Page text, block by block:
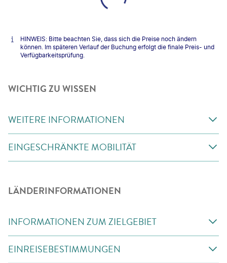
HINWEIS: Bitte beachten Sie, dass sich die Preise noch ändern
können. Im späteren Verlauf der Buchung erfolgt die finale Preis- und
Verfügbarkeitsprüfung.
WICHTIG ZU WISSEN
WEITERE INFORMATIONEN
EINGESCHRÄNKTE MOBILITÄT
LÄNDERINFORMATIONEN
INFORMATIONEN ZUM ZIELGEBIET
EINREISEBESTIMMUNGEN